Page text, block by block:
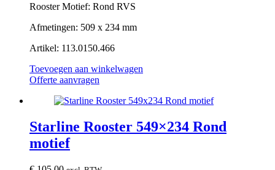
Rooster Motief: Rond RVS
Afmetingen: 509 x 234 mm
Artikel: 113.0150.466
Toevoegen aan winkelwagen
Offerte aanvragen
Starline Rooster 549×234 Rond
motief